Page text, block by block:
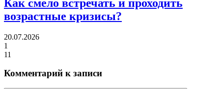
Как смело встречать и проходить
возрастные кризисы?
20.07.2026
1
11
Комментарий к записи